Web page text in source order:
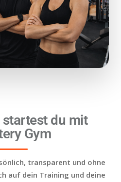
du mit
Gym
transparent und ohne
auf dein Training und deine